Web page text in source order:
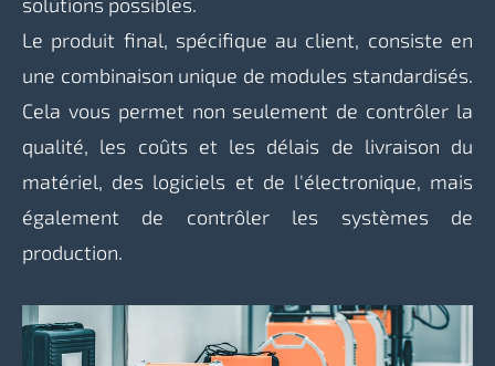
Le produit final, spécifique au client, consiste en
une combinaison unique de modules standardisés.
Cela vous permet non seulement de contrôler la
qualité, les coûts et les délais de livraison du
matériel, des logiciels et de l'électronique, mais
également de contrôler les systèmes de
production.